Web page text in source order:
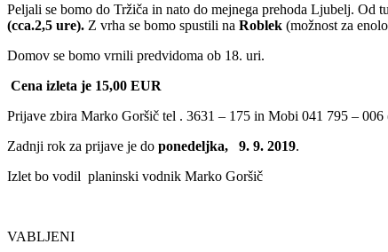
Peljali se bomo do Tržiča in nato do mejnega prehoda Ljubelj. Od
(cca.2,5 ure). Z vrha se bomo spustili na Roblek (možnost za
Domov se bomo vrnili predvidoma ob 18. uri.
Cena izleta je 15,00 EUR
Prijave zbira Marko Goršič tel . 3631 – 175 in Mobi 041 795 – 006
Zadnji rok za prijave je do ponedeljka, 9. 9. 2019.
Izlet bo vodil planinski vodnik Marko Goršič
VABLJENI